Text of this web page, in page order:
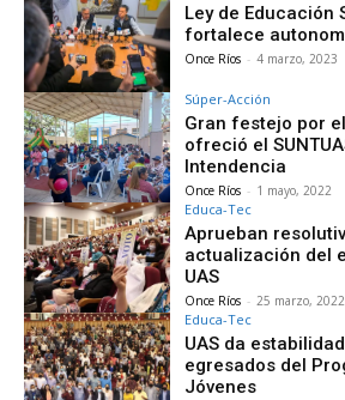
Ley de Educación
fortalece
Once Ríos - 4 marzo, 2023
Súper-Acción
Gran festejo por
ofreció el
Intendencia
Once Ríos - 1 mayo, 2022
Educa-Tec
Aprueban
actualización del
UAS
Once Ríos - 25 marzo, 2022
Educa-Tec
UAS da
egresados del
Jóvenes